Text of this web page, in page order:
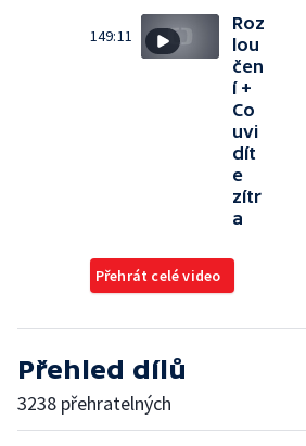
149:11
Roz
lou
čen
í +
Co
uvi
dít
e
zítr
a
Přehrát celé video
Přehled dílů
3238 přehratelných